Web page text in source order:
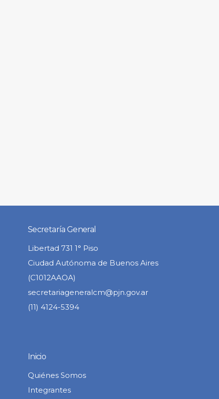
Secretaría General
Libertad 731 1° Piso
Ciudad Autónoma de Buenos Aires
(C1012AAOA)
secretariageneralcm@pjn.gov.ar
(11) 4124-5394
Inicio
Quiénes Somos
Integrantes